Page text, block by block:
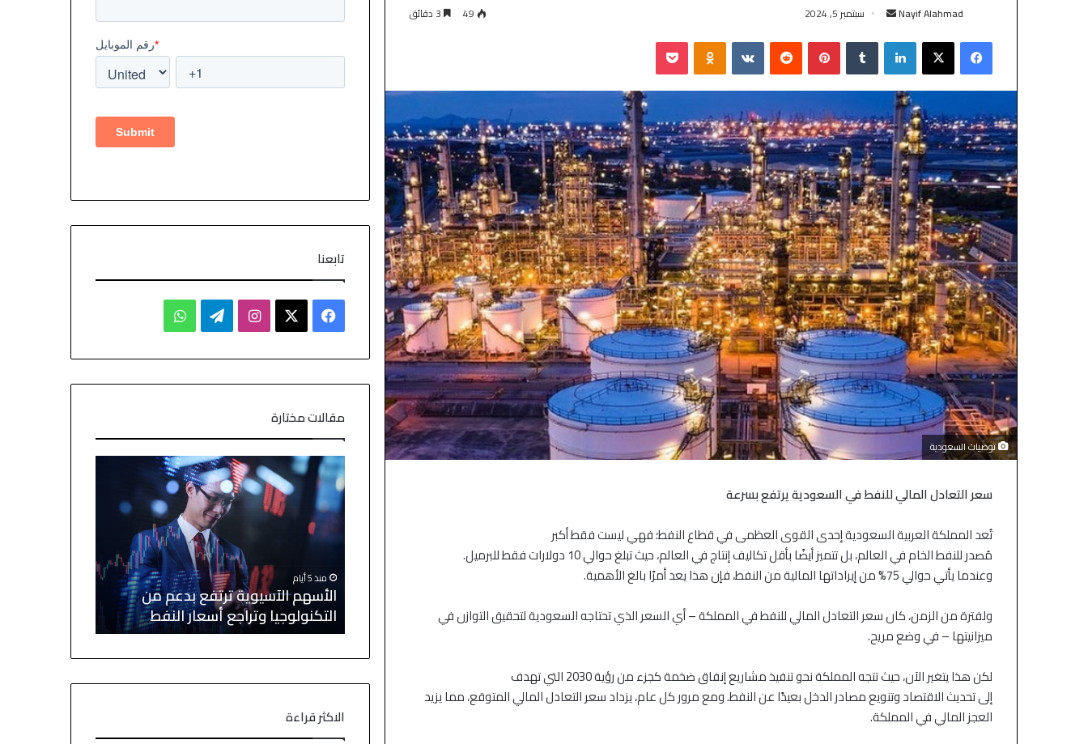
Nayif Alahmad سبتمبر 5, 2024 49
توصيات السعودية
سعر التعادل المالي للنفط في السعودية يرتفع بسرعة
تُعد المملكة العربية السعودية إحدى القوى العظمى في قطاع النفط؛ فهي ليست فقط أكبر
مُصدر للنفط الخام في العالم، بل تتميز أيضًا بأقل تكاليف إنتاج في العالم، حيث تبلغ حوالي 10 دولارات فقط للبرميل.
وعندما يأتي حوالي 75% من إيراداتها المالية من النفط، فإن هذا يعد أمرًا بالغ الأهمية.
ولفترة من الزمن، كان سعر التعادل المالي للنفط في المملكة – أي السعر الذي تحتاجه السعودية لتحقيق التوازن في
ميزانيتها – في وضع مريح.
لكن هذا يتغير الآن، حيث تتجه المملكة نحو تنفيذ مشاريع إنفاق ضخمة كجزء من رؤية 2030 التي تهدف
إلى تحديث الاقتصاد وتنويع مصادر الدخل بعيدًا عن النفط. ومع مرور كل عام، يزداد سعر التعادل المالي المتوقع، مما يزيد
العجز المالي في المملكة.
تابعنا
مقالات مختارة
التكنولوجيا وتراجع أسعار النفط
منذ 4 أيام
الأسهم الآسيوية تتراجع بعد موجة
صعود قوية والنفط يستقر
الاكثر قراءة